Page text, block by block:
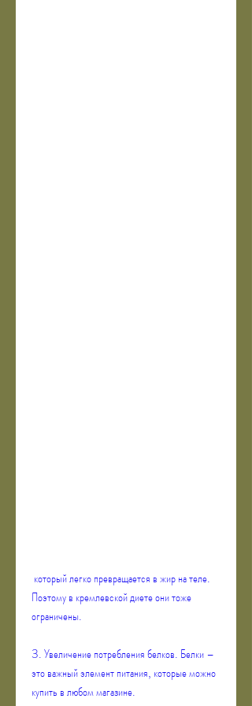
Поэтому в кремлевской диете они тоже
ограничены.
3. Увеличение потребления белков. Белки –
это важный элемент питания, которые можно
купить в любом магазине.